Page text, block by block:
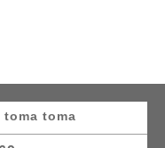
toma toma